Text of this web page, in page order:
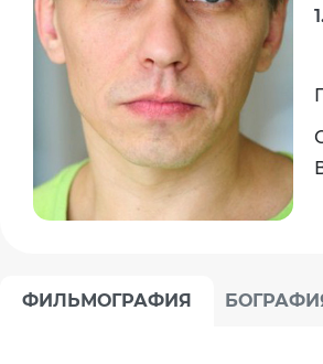
ФИЛЬМОГРАФИЯ